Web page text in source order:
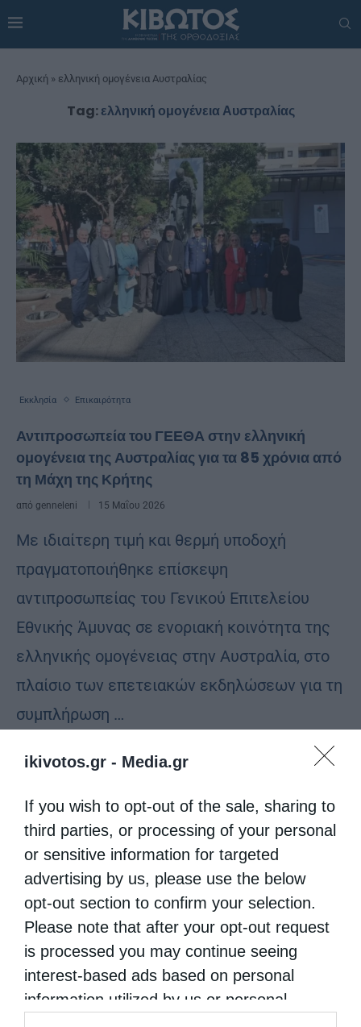
ikivotos.gr - Media.gr
If you wish to opt-out of the sale, sharing to
third parties, or processing of your personal
or sensitive information for targeted
advertising by us, please use the below
opt-out section to confirm your selection.
Please note that after your opt-out request
is processed you may continue seeing
interest-based ads based on personal
information utilized by us or personal
Αρχική » ελληνική ομογένεια Αυστραλίας
Tag:ελληνική ομογένεια Αυστραλίας
Εκκλησία Επικαιρότητα
Αντιπροσωπεία του ΓΕΕΘΑ στην ελληνική
ομογένεια της Αυστραλίας για τα 85 χρόνια από
τη Μάχη της Κρήτης
από genneleni 15 Μαΐου 2026
Με ιδιαίτερη τιμή και θερμή υποδοχή
πραγματοποιήθηκε επίσκεψη
αντιπροσωπείας του Γενικού Επιτελείου
Εθνικής Άμυνας σε ενοριακή κοινότητα της
ελληνικής ομογένειας στην Αυστραλία, στο
πλαίσιο των επετειακών εκδηλώσεων για τη
συμπλήρωση …